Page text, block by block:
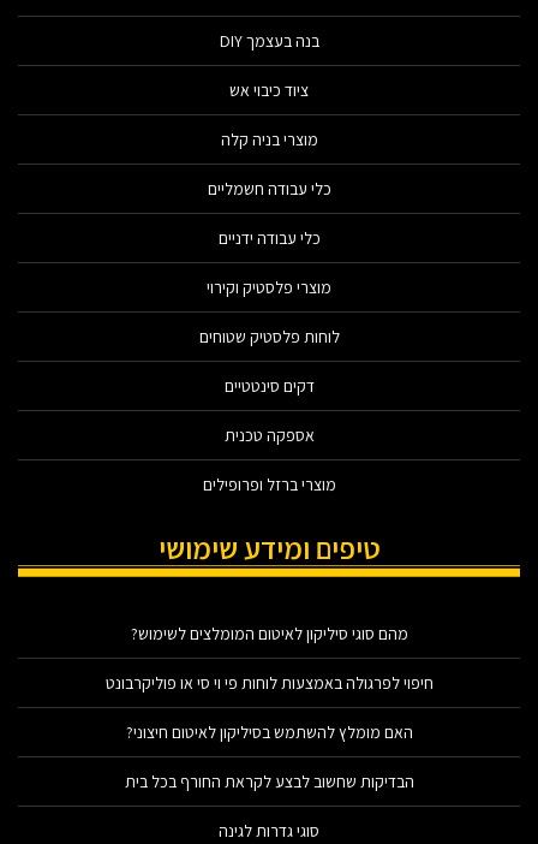
בנה בעצמך DIY
ציוד כיבוי אש
מוצרי בניה קלה
כלי עבודה חשמליים
כלי עבודה ידניים
מוצרי פלסטיק וקירוי
לוחות פלסטיק שטוחים
דקים סינטטיים
אספקה טכנית
מוצרי ברזל ופרופילים
טיפים ומידע שימושי
מהם סוגי סיליקון לאיטום המומלצים לשימוש?
חיפוי לפרגולה באמצעות לוחות פי וי סי או פוליקרבונט
האם מומלץ להשתמש בסיליקון לאיטום חיצוני?
הבדיקות שחשוב לבצע לקראת החורף בכל בית
סוגי גדרות לגינה